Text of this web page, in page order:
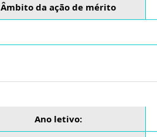
Âmbito da ação de mérito
Ano letivo: